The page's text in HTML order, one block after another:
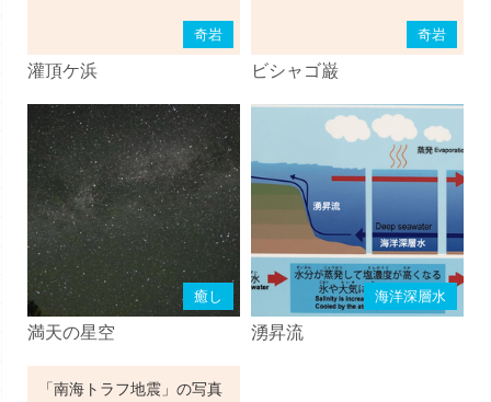
奇岩
灌頂ケ浜
奇岩
ビシャゴ巌
癒し
満天の星空
海洋深層水
湧昇流
「南海トラフ地震」の写真